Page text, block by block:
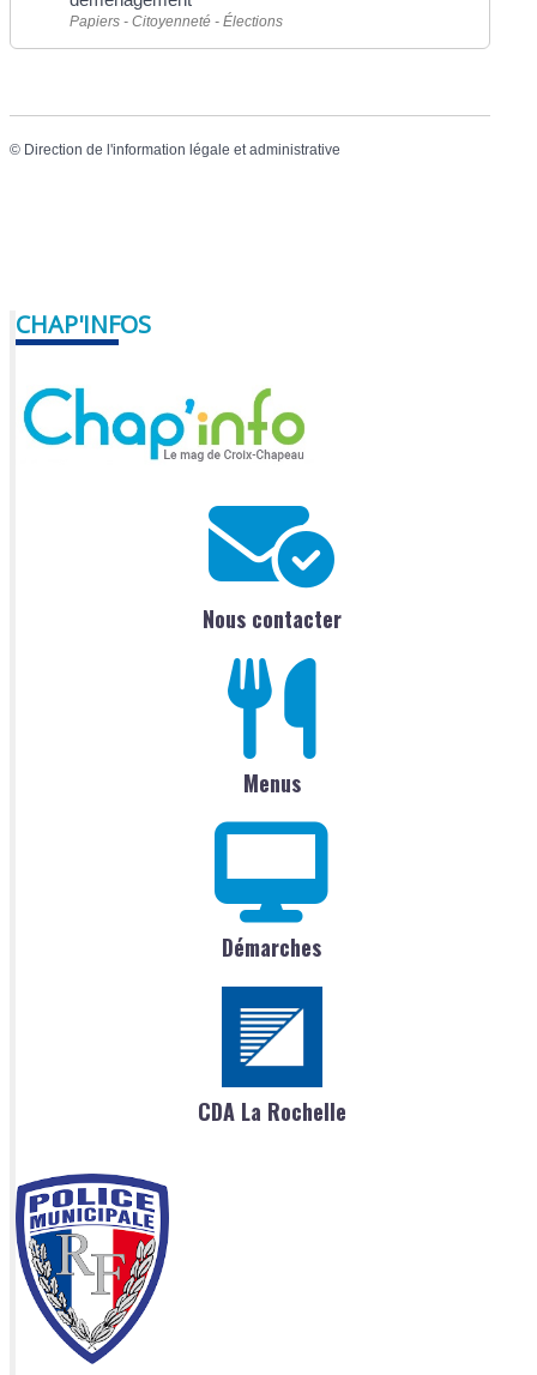
Papiers - Citoyenneté - Élections
© Direction de l'information légale et administrative
CHAP'INFOS
Nous contacter
Menus
Démarches
CDA La Rochelle